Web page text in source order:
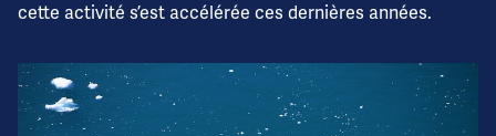
cette activité s’est accélérée ces dernières années.